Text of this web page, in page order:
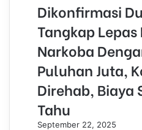
Dikonfirmasi
Tangkap Lepas
Narkoba
Puluhan Juta,
Direhab, Biaya
Tahu
September 22, 2025